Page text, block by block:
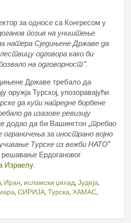
за односе са Конгресом у
позив на уништење
натера Сједињене Државе да
одговора како би
на одговорност“.
Државе требало да
оружја Турској, упозоравајући
да купи напредне борбене
да изазове ревизију
додао да би Вашингтон „требао
за инострано војно
Турске из вежби НАТО“
решавање Ердогановог
Израелу.
, Иран, исламски џихад, Јудеја,
, СИРИЈА, Турска, ХАМАС,